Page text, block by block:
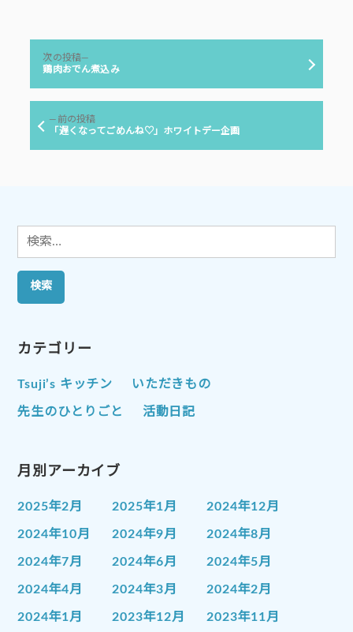
リ
ナ
ー
前の投稿前
の
「遅くなってごめんね♡」ホワイトデー企画
次の投稿
の
鶏肉おでん煮込み
検
索:
カテゴリー
Tsuji’s キッチン いただきもの
先生のひとりごと 活動日記
月別アーカイブ
2025年2月 2025年1月 2024年12月
2024年10月 2024年9月 2024年8月
2024年7月 2024年6月 2024年5月
2024年4月 2024年3月 2024年2月
2024年1月 2023年12月 2023年11月